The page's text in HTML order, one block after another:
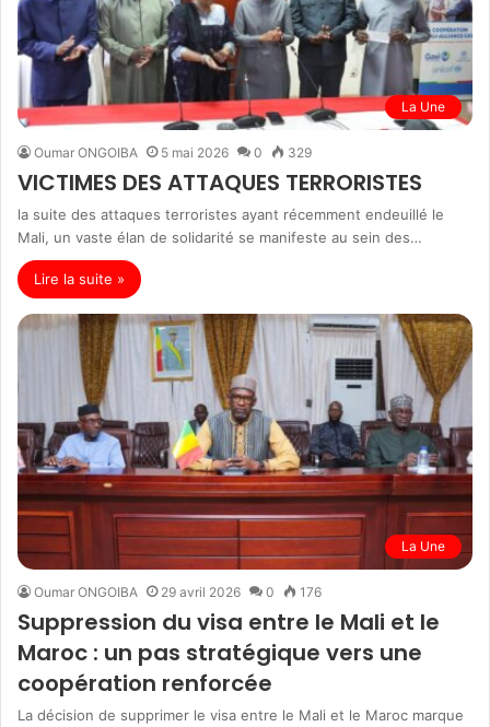
La Une
Oumar ONGOIBA 5 mai 2026 0 329
VICTIMES DES ATTAQUES TERRORISTES
la suite des attaques terroristes ayant récemment endeuillé le
Mali, un vaste élan de solidarité se manifeste au sein des…
Lire la suite »
La Une
Oumar ONGOIBA 29 avril 2026 0 176
Suppression du visa entre le Mali et le
Maroc : un pas stratégique vers une
coopération renforcée
La décision de supprimer le visa entre le Mali et le Maroc marque